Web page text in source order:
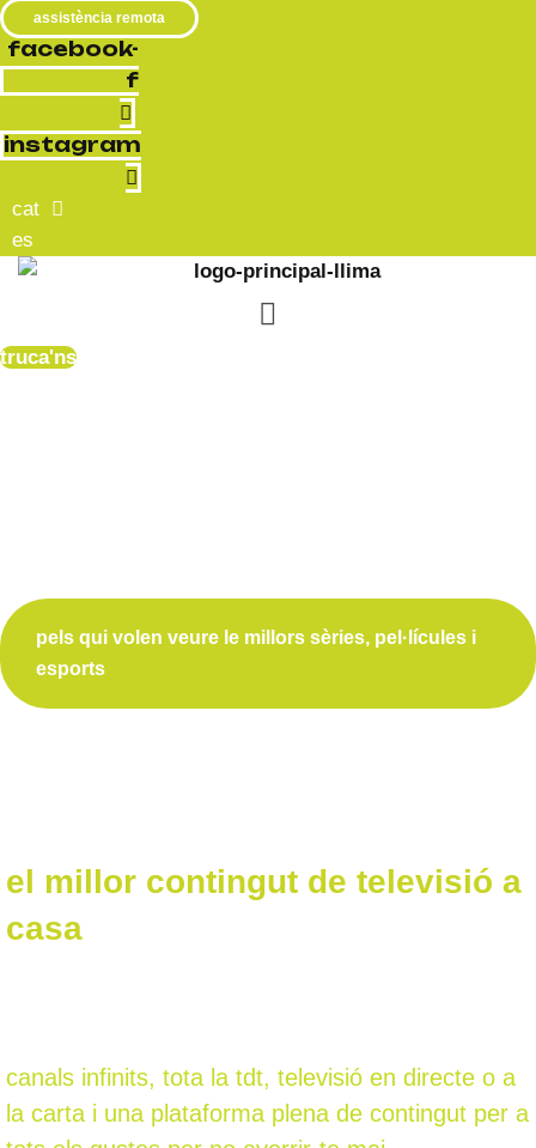
assistència remota
facebook-
f
instagram
cat
es
menu
truca'ns
pels qui volen veure le millors sèries, pel·lícules i
esports
el millor contingut de televisió a
casa
canals infinits, tota la tdt, televisió en directe o a
la carta i una plataforma plena de contingut per a